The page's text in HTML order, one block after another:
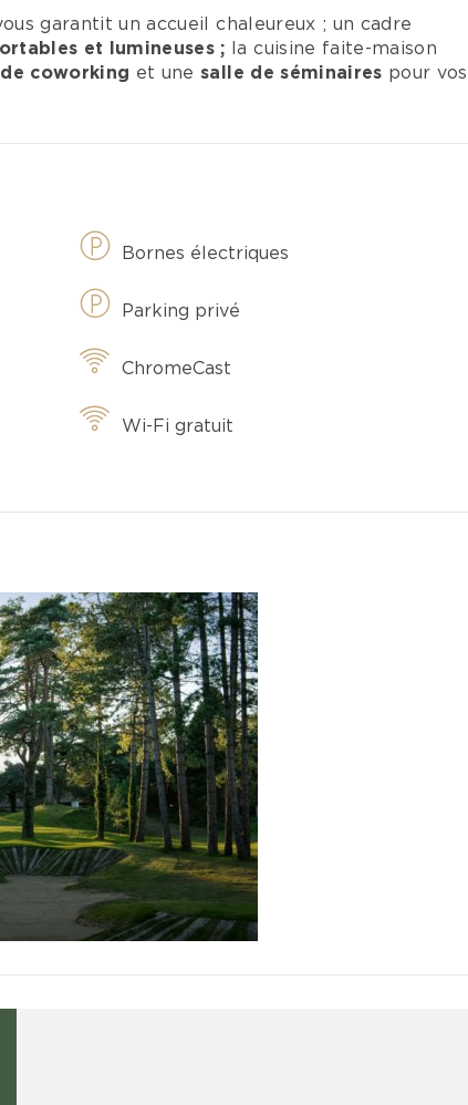
garantit un accueil chaleureux ; un cadre
et lumineuses ; la cuisine faite-maison
coworking et une salle de séminaires pour vos
Bornes électriques
Parking privé
ChromeCast
Wi-Fi gratuit